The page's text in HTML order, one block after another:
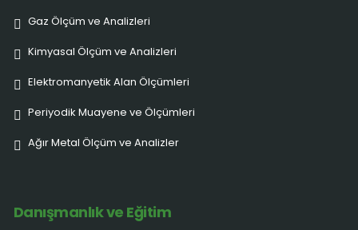
Gaz Ölçüm ve Analizleri
Kimyasal Ölçüm ve Analizleri
Elektromanyetik Alan Ölçümleri
Periyodik Muayene ve Ölçümleri
Ağır Metal Ölçüm ve Analizler
Danışmanlık ve Eğitim